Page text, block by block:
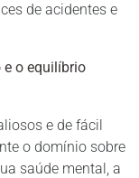
de acidentes e
o equilíbrio
e de fácil
o domínio sobre
saúde mental, a